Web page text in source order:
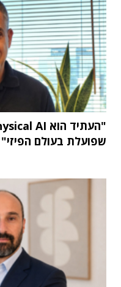
שפועלת בעולם הפיזי"